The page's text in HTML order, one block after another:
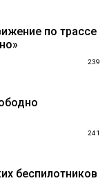
по трассе
239
241
беспилотников